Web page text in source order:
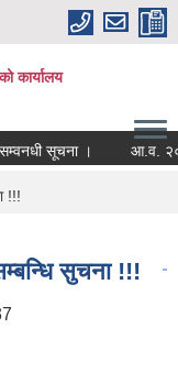
कार्यालय
सूचना । आ.व.
!!!
सुचना !!!